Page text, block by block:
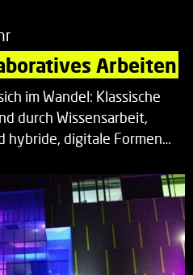
Arbeiten
im Wandel: Klassische
durch Wissensarbeit,
hybride, digitale Formen…